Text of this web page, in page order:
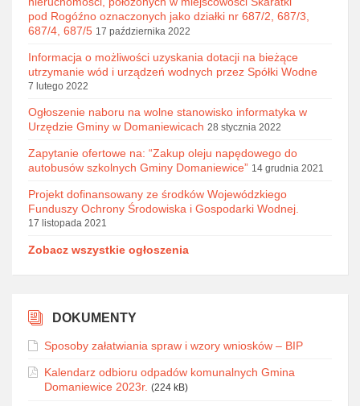
pod Rogóźno oznaczonych jako działki nr 687/2, 687/3,
687/4, 687/5 17 października 2022
Informacja o możliwości uzyskania dotacji na bieżące
utrzymanie wód i urządzeń wodnych przez Spółki Wodne
7 lutego 2022
Ogłoszenie naboru na wolne stanowisko informatyka w
Urzędzie Gminy w Domaniewicach 28 stycznia 2022
Zapytanie ofertowe na: “Zakup oleju napędowego do
autobusów szkolnych Gminy Domaniewice” 14 grudnia 2021
Projekt dofinansowany ze środków Wojewódzkiego
Funduszy Ochrony Środowiska i Gospodarki Wodnej.
17 listopada 2021
Zobacz wszystkie ogłoszenia
DOKUMENTY
Sposoby załatwiania spraw i wzory wniosków – BIP
Kalendarz odbioru odpadów komunalnych Gmina
Domaniewice 2023r. (224 kB)